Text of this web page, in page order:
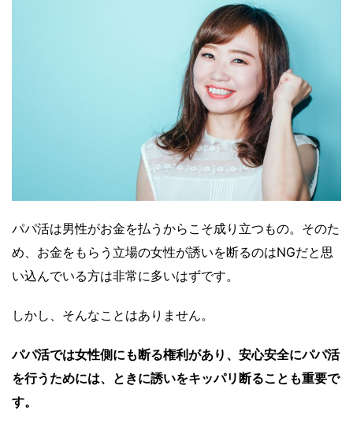
パパ活は男性がお金を払うからこそ成り立つもの。そのた
め、お金をもらう立場の女性が誘いを断るのはNGだと思
い込んでいる方は非常に多いはずです。
しかし、そんなことはありません。
パパ活では女性側にも断る権利があり、安心安全にパパ活
を行うためには、ときに誘いをキッパリ断ることも重要で
す。